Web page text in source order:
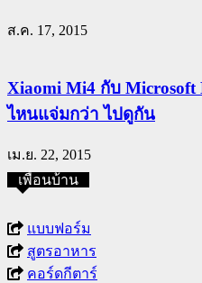
ส.ค. 17, 2015
Xiaomi Mi4 กับ
ไหนแจ่มกว่า ไปดูกัน
เม.ย. 22, 2015
เพื่อนบ้าน
แบบฟอร์ม
สูตรอาหาร
คอร์ดกีตาร์